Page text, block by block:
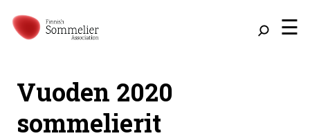
☰
Vuoden 2020
sommelierit